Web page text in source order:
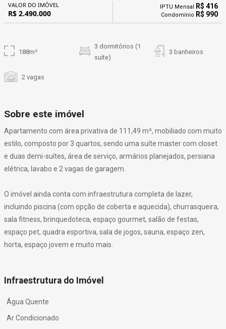
VALOR DO IMÓVEL
R$ 2.490.000
IPTU Mensal R$ 416
Condomínio R$ 990
188m²
3 dormitórios (1
suíte)
3 banheiros
2 vagas
Sobre este imóvel
Apartamento com área privativa de 111,49 m², mobiliado com muito
estilo, composto por 3 quartos, sendo uma suíte master com closet
e duas demi-suítes, área de serviço, armários planejados, persiana
elétrica, lavabo e 2 vagas de garagem.
O imóvel ainda conta com infraestrutura completa de lazer,
incluindo piscina (com opção de coberta e aquecida), churrasqueira,
sala fitness, brinquedoteca, espaço gourmet, salão de festas,
espaço pet, quadra esportiva, sala de jogos, sauna, espaço zen,
horta, espaço jovem e muito mais.
Infraestrutura do Imóvel
Água Quente
Ar Condicionado